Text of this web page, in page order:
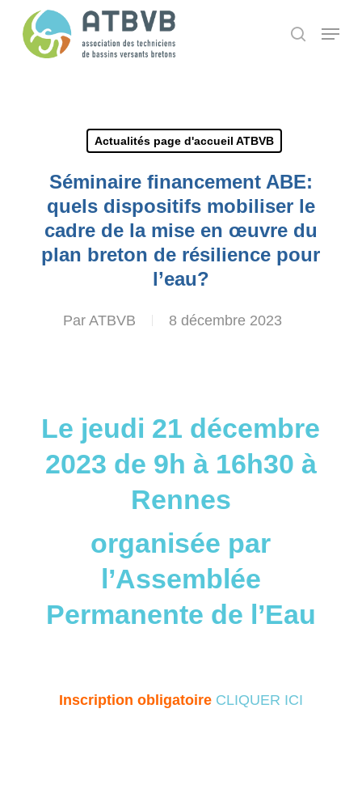
search
Menu
Actualités page d'accueil ATBVB
Séminaire financement ABE:
quels dispositifs mobiliser le
cadre de la mise en œuvre du
plan breton de résilience pour
l’eau?
Par ATBVB 8 décembre 2023
Le jeudi 21 décembre
2023 de 9h à 16h30 à
Rennes
organisée par
l’Assemblée
Permanente de l’Eau
Inscription obligatoire CLIQUER ICI
Panneau de gestion des cookies